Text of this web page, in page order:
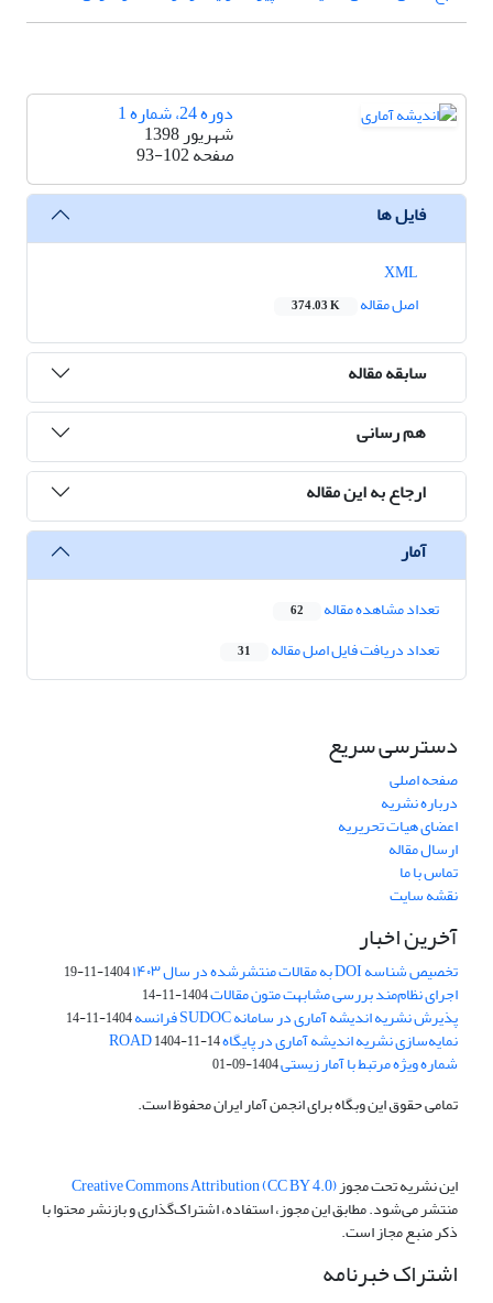
دوره 24، شماره 1
شهریور 1398
صفحه93-102
فایل ها
اصل مقاله
374.03 K
سابقه مقاله
هم رسانی
ارجاع به این مقاله
آمار
تعداد مشاهده مقاله 62
تعداد دریافت فایل اصل مقاله 31
دسترسی سریع
صفحه اصلی
درباره نشریه
اعضای هیات تحریریه
ارسال مقاله
تماس با ما
نقشه سایت
آخرین اخبار
تخصیص شناسه DOI به مقالات منتشرشده در سال ۱۴۰۳ 1404-11-19
اجرای نظام‌مند بررسی مشابهت متون مقالات1404-11-14
پذیرش نشریه اندیشه آماری در سامانه SUDOC فرانسه 1404-11-14
نمایه‌سازی نشریه اندیشه آماری در پایگاه ROAD1404-11-14
شماره ویژه مرتبط با آمار زیستی1404-09-01
تمامی حقوق این وبگاه برای انجمن آمار ایران محفوظ است.
این نشریه تحت مجوزCreative Commons Attribution (CC BY 4.0)
منتشر می‌شود. مطابق این مجوز، استفاده، اشتراک‌گذاری و بازنشر محتوا با
ذکر منبع مجاز است.
اشتراک خبرنامه